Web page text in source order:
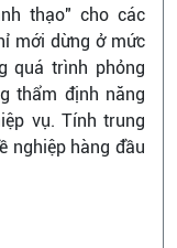
thạo" cho các
mới dừng ở mức
quá trình phỏng
thẩm định năng
vụ. Tính trung
nghiệp hàng đầu